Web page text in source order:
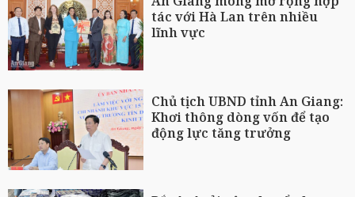
tác với Hà Lan trên nhiều
lĩnh vực
Chủ tịch UBND tỉnh An Giang:
Khơi thông dòng vốn để tạo
động lực tăng trưởng